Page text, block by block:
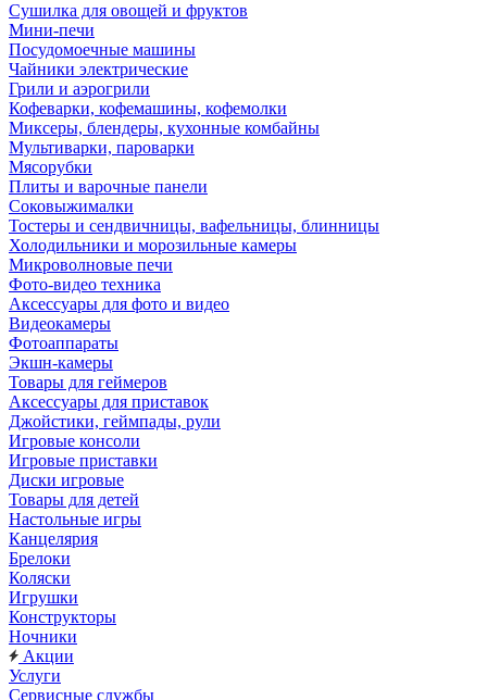
Сушилка для овощей и фруктов
Мини-печи
Посудомоечные машины
Чайники электрические
Грили и аэрогрили
Кофеварки, кофемашины, кофемолки
Миксеры, блендеры, кухонные комбайны
Мультиварки, пароварки
Мясорубки
Плиты и варочные панели
Соковыжималки
Тостеры и сендвичницы, вафельницы, блинницы
Холодильники и морозильные камеры
Микроволновые печи
Фото-видео техника
Аксессуары для фото и видео
Видеокамеры
Фотоаппараты
Экшн-камеры
Товары для геймеров
Аксессуары для приставок
Джойстики, геймпады, рули
Игровые консоли
Игровые приставки
Диски игровые
Товары для детей
Настольные игры
Канцелярия
Брелоки
Коляски
Игрушки
Конструкторы
Ночники
Акции
Услуги
Сервисные службы